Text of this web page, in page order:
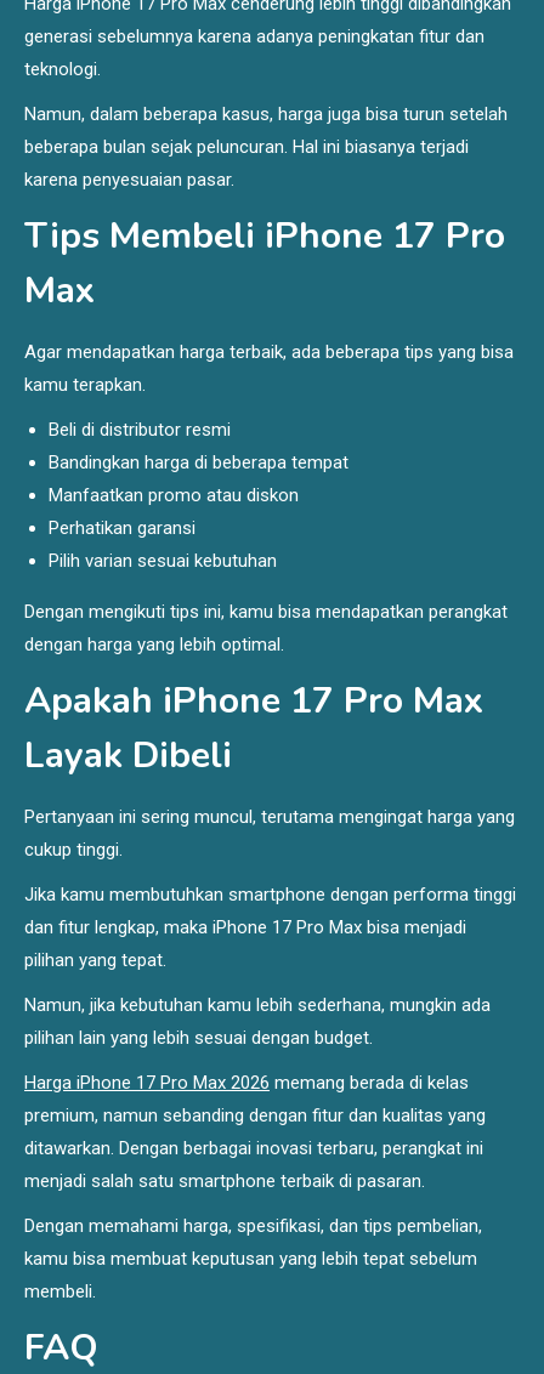
generasi sebelumnya karena adanya peningkatan fitur dan
teknologi.
Namun, dalam beberapa kasus, harga juga bisa turun setelah
beberapa bulan sejak peluncuran. Hal ini biasanya terjadi
karena penyesuaian pasar.
Tips Membeli iPhone 17 Pro
Max
Agar mendapatkan harga terbaik, ada beberapa tips yang bisa
kamu terapkan.
Beli di distributor resmi
Bandingkan harga di beberapa tempat
Manfaatkan promo atau diskon
Perhatikan garansi
Pilih varian sesuai kebutuhan
Dengan mengikuti tips ini, kamu bisa mendapatkan perangkat
dengan harga yang lebih optimal.
Apakah iPhone 17 Pro Max
Layak Dibeli
Pertanyaan ini sering muncul, terutama mengingat harga yang
cukup tinggi.
Jika kamu membutuhkan smartphone dengan performa tinggi
dan fitur lengkap, maka iPhone 17 Pro Max bisa menjadi
pilihan yang tepat.
Namun, jika kebutuhan kamu lebih sederhana, mungkin ada
pilihan lain yang lebih sesuai dengan budget.
Harga iPhone 17 Pro Max 2026 memang berada di kelas
premium, namun sebanding dengan fitur dan kualitas yang
ditawarkan. Dengan berbagai inovasi terbaru, perangkat ini
menjadi salah satu smartphone terbaik di pasaran.
Dengan memahami harga, spesifikasi, dan tips pembelian,
kamu bisa membuat keputusan yang lebih tepat sebelum
membeli.
FAQ